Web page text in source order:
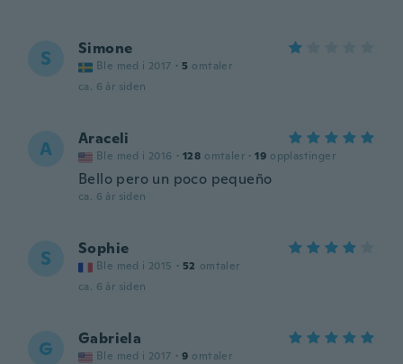
S Simone
Ble med i 2017 · 5 omtaler
ca. 6 år siden
A Araceli
Ble med i 2016 · 128 omtaler · 19 opplastinger
Bello pero un poco pequeño
ca. 6 år siden
S Sophie
Ble med i 2015 · 52 omtaler
ca. 6 år siden
G Gabriela
Ble med i 2017 · 9 omtaler